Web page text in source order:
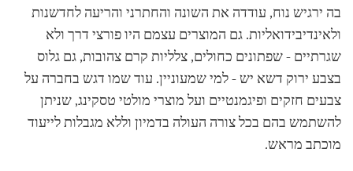
בה ירגיש נוח, עודדה את השונה והחתרני והריעה לחדשנות
ולאינדיבידואליות. גם המוצרים עצמם היו פורצי דרך ולא
שגרתיים - שפתונים כחולים, צלליות קרם צהובות, גם גלוס
בצבע ירוק דשא יש - למי שמעוניין. עוד שמו דגש בחברה על
צבעים חזקים ופיגמנטיים ועל מוצרי מולטי טסקינג, שניתן
להשתמש בהם בכל צורה העולה בדמיון וללא מגבלות לייעוד
מוכתב מראש.